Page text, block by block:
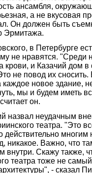
ансамбля,
а не вкусовая
Он должен быть
Эрмитажа.
в Петербурге
не нравятся. "Среди
крови, и Казачий дом в
не повод их
каждое новое здание,
мы и будем иметь
он.
назвал неудачным
театра. "Это
действительно многим
никакое. Важно, что
внутри. Скажу также,
театра тоже не
- сказал